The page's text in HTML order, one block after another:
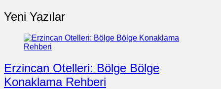
Yeni Yazılar
Erzincan Otelleri: Bölge Bölge
Konaklama Rehberi